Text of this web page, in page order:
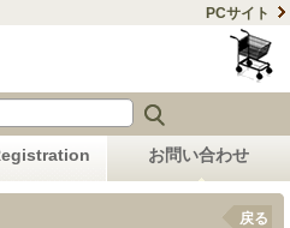
PCサイト
お問い合わせ
戻る